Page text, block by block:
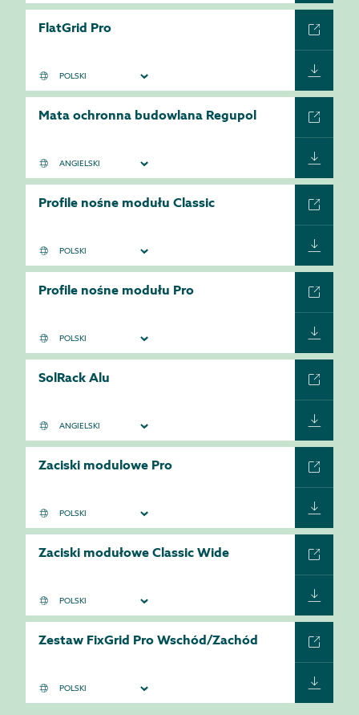
FlatGrid Pro
Mata ochronna budowlana Regupol
Profile nośne modułu Classic
Profile nośne modułu Pro
SolRack Alu
Zaciski modulowe Pro
Zaciski modułowe Classic Wide
Zestaw FixGrid Pro Wschód/Zachód